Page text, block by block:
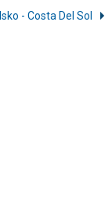
- Costa Del Sol